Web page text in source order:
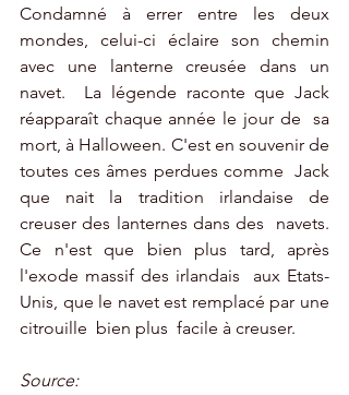
Condamné à errer entre les deux
mondes, celui-ci éclaire son chemin
avec une lanterne creusée dans un
navet.  La légende raconte que Jack
réapparaît chaque année le jour de  sa
mort, à Halloween. C'est en souvenir de
toutes ces âmes perdues comme  Jack
que nait la tradition irlandaise de
creuser des lanternes dans des  navets.
Ce n'est que bien plus tard, après
l'exode massif des irlandais  aux Etats-
Unis, que le navet est remplacé par une
citrouille  bien plus  facile à creuser.
Source: